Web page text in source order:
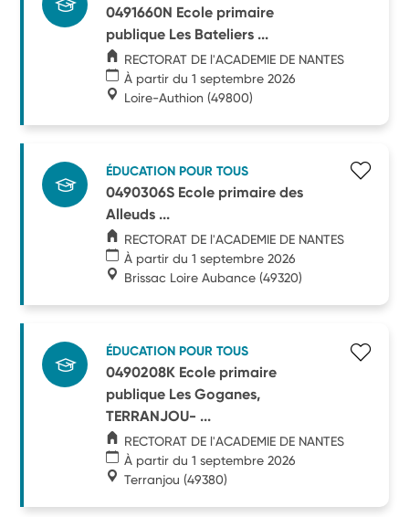
0491660N Ecole primaire
publique Les Bateliers ...
RECTORAT DE l'ACADEMIE DE NANTES
À partir du 1 septembre 2026
Loire-Authion (49800)
ÉDUCATION POUR TOUS
0490306S Ecole primaire des
Alleuds ...
RECTORAT DE l'ACADEMIE DE NANTES
À partir du 1 septembre 2026
Brissac Loire Aubance (49320)
ÉDUCATION POUR TOUS
0490208K Ecole primaire
publique Les Goganes,
TERRANJOU- ...
RECTORAT DE l'ACADEMIE DE NANTES
À partir du 1 septembre 2026
Terranjou (49380)